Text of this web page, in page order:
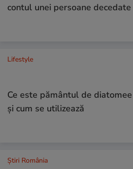
contul unei persoane decedate
Lifestyle
Ce este pământul de diatomee
și cum se utilizează
Știri România